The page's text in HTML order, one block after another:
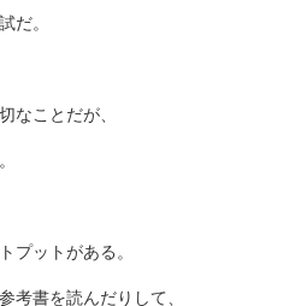
だ。
なことだが、
プットがある。
考書を読んだりして、